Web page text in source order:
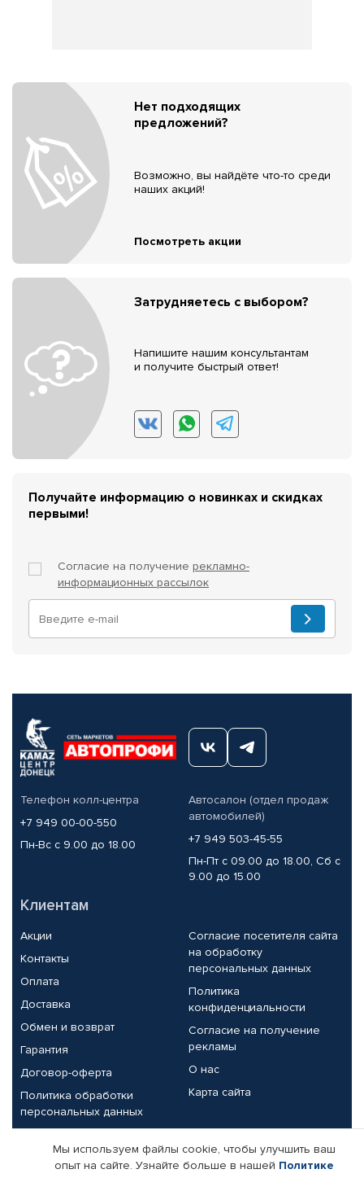
Нет подходящих
предложений?
Возможно, вы найдёте что-то среди
наших акций!
Посмотреть акции
Затрудняетесь с выбором?
Напишите нашим консультантам
и получите быстрый ответ!
Получайте информацию о новинках и скидках
первыми!
Согласие на получение рекламно-
информационных рассылок
Телефон колл-центра
+7 949 00-00-550
Пн-Вс с 9.00 до 18.00
Автосалон (отдел продаж
автомобилей)
+7 949 503-45-55
Пн-Пт с 09.00 до 18.00, Сб с
9.00 до 15.00
Клиентам
Акции
Контакты
Оплата
Доставка
Обмен и возврат
Гарантия
Договор-оферта
Политика обработки
персональных данных
Согласие посетителя сайта
на обработку
персональных данных
Политика
конфиденциальности
Согласие на получение
рекламы
О нас
Карта сайта
Партнерам
Мы используем файлы cookie, чтобы улучшить ваш
опыт на сайте. Узнайте больше в нашей Политике